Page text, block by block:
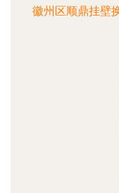
徽州区顺鼎挂壁